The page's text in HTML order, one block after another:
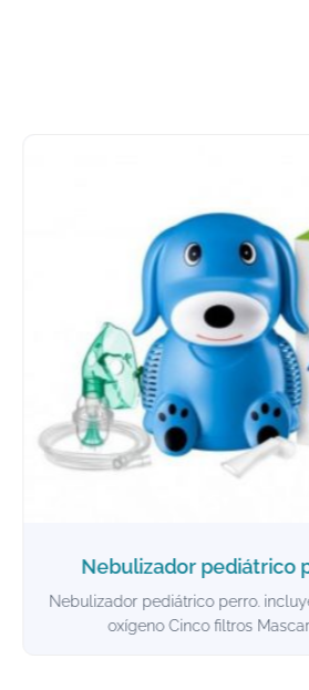
Compresa ojos
Compresa ojos